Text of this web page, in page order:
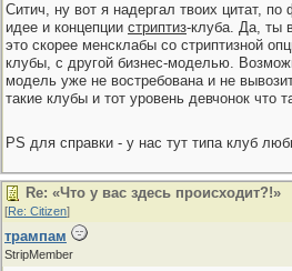
Ситич, ну вот я надергал твоих цитат,
идее и концепции стриптиз-клуба. Да, ты
это скорее менсклабы со стриптизной
клубы, с другой бизнес-моделью.
модель уже не востребована и не
такие клубы и тот уровень девчонок что
РS для справки - у нас тут типа клуб
Re: «Что у вас здесь происходит?!»
[Re: Citizen]
трампам
StripMember